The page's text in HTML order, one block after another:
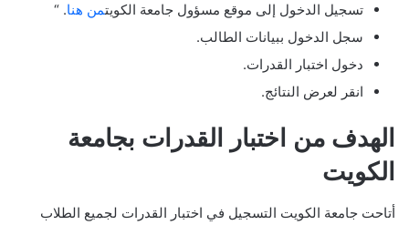
تسجيل الدخول إلى موقع مسؤول جامعة الكويتمن هنا. “
سجل الدخول ببيانات الطالب.
دخول اختبار القدرات.
انقر لعرض النتائج.
الهدف من اختبار القدرات بجامعة
الكويت
أتاحت جامعة الكويت التسجيل في اختبار القدرات لجميع الطلاب